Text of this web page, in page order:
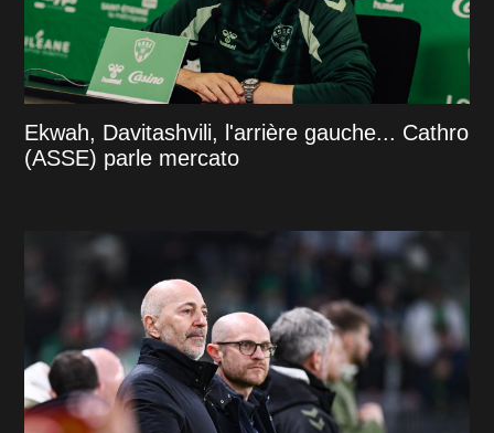
Ekwah, Davitashvili, l'arrière gauche... Cathro
(ASSE) parle mercato